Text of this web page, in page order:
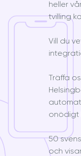
heller
tvilling
Vill du
Träffa
onödigt
50
och